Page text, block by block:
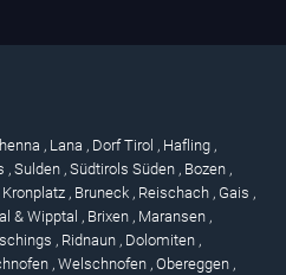
, Lana , Dorf Tirol , Hafling ,
, Sulden , Südtirols Süden , Bozen ,
, Bruneck , Reischach , Gais ,
& Wipptal , Brixen , Maransen ,
, Ridnaun , Dolomiten ,
, Welschnofen , Obereggen ,